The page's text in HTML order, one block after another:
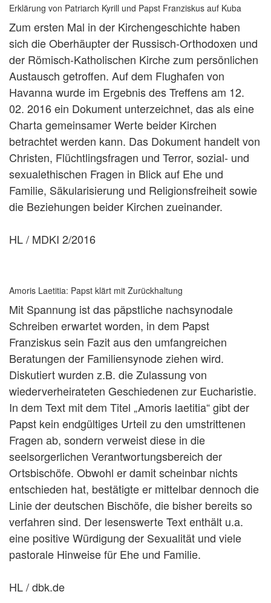
Erklärung von Patriarch Kyrill und Papst Franziskus auf Kuba
Zum ersten Mal in der Kirchengeschichte haben
sich die Oberhäupter der Russisch-Orthodoxen und
der Römisch-Katholischen Kirche zum persönlichen
Austausch getroffen. Auf dem Flughafen von
Havanna wurde im Ergebnis des Treffens am 12.
02. 2016 ein Dokument unterzeichnet, das als eine
Charta gemeinsamer Werte beider Kirchen
betrachtet werden kann. Das Dokument handelt von
Christen, Flüchtlingsfragen und Terror, sozial- und
sexualethischen Fragen in Blick auf Ehe und
Familie, Säkularisierung und Religionsfreiheit sowie
die Beziehungen beider Kirchen zueinander.
HL / MDKI 2/2016
Amoris Laetitia: Papst klärt mit Zurückhaltung
Mit Spannung ist das päpstliche nachsynodale
Schreiben erwartet worden, in dem Papst
Franziskus sein Fazit aus den umfangreichen
Beratungen der Familiensynode ziehen wird.
Diskutiert wurden z.B. die Zulassung von
wiederverheirateten Geschiedenen zur Eucharistie.
In dem Text mit dem Titel „Amoris laetitia“ gibt der
Papst kein endgültiges Urteil zu den umstrittenen
Fragen ab, sondern verweist diese in die
seelsorgerlichen Verantwortungsbereich der
Ortsbischöfe. Obwohl er damit scheinbar nichts
entschieden hat, bestätigte er mittelbar dennoch die
Linie der deutschen Bischöfe, die bisher bereits so
verfahren sind. Der lesenswerte Text enthält u.a.
eine positive Würdigung der Sexualität und viele
pastorale Hinweise für Ehe und Familie.
HL / dbk.de